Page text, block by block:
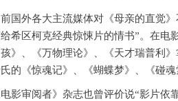
前国外各大主流媒体对《母亲的直觉
希区柯克经典惊悚片的情书”。在电
》、《万物理论》、《天才瑞普利
的《惊魂记》、《蝴蝶梦》、《碰
电影审阅者》杂志也曾评价说“影片